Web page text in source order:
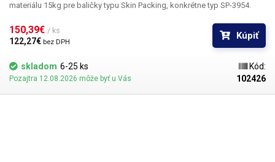
materiálu 15kg pre baličky typu Skin Packing, konkrétne typ SP-3954.
150,39€ / ks
122,27€ bez DPH
Kúpiť
skladom 6-25 ks
Pozajtra 12.08.2026 môže byť u Vás
Kód:
102426